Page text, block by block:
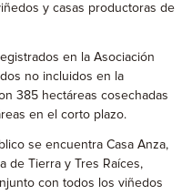
y casas productoras de
en la Asociación
no incluidos en la
385 hectáreas cosechadas
en el corto plazo.
se encuentra Casa Anza,
de Tierra y Tres Raíces,
con todos los viñedos